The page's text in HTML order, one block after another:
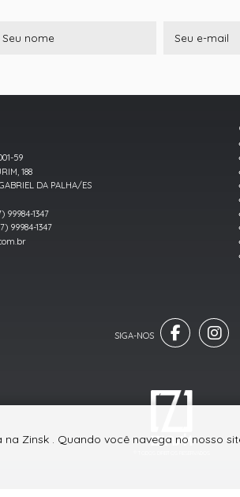
59
188
DA PALHA/ES
99984-1347
99984-1347
Zinsk . Quando você navega no nosso